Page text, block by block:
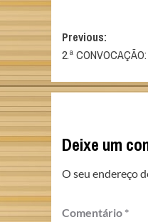
Post
Previous:
2.ª
Deixe um
O seu endereço
Comentário *